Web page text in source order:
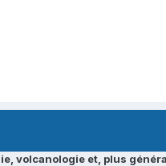
volcanologie et, plus